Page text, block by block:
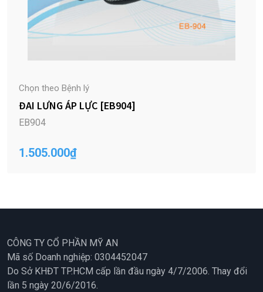
Chọn theo Bệnh lý
ĐAI LƯNG ÁP LỰC [EB904]
EB904
1.505.000₫
CÔNG TY CỔ PHẦN MỸ AN
Mã số Doanh nghiệp: 0304452047
Do Sở KHĐT TP.HCM cấp lần đầu ngày 4/7/2006. Thay đổi
lần 5 ngày 20/6/2016.